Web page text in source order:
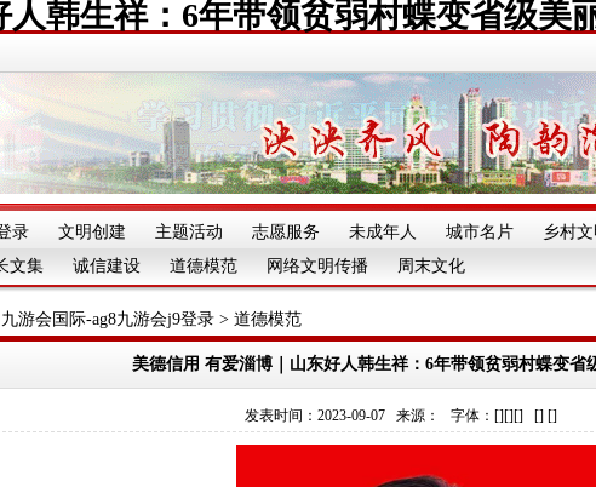
韩生祥：6年带领贫弱村蝶变省级美
录 文明创建 主题活动 志愿服务 未成年人 城市名片 乡村
文集 诚信建设 道德模范 网络文明传播 周末文化
九游会国际-ag8九游会j9登录 > 道德模范
美德信用 有爱淄博｜山东好人韩生祥：6年带领贫弱村蝶变省
发表时间：2023-09-07 来源： 字体：[][][] [] []